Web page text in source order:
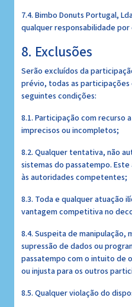
7.4. Bimbo Donuts Portugal,
qualquer responsabilidade
8. Exclusões
Serão excluídos da
prévio, todas as participações
seguintes condições:
8.1. Participação com recurso
imprecisos ou incompletos;
8.2. Qualquer tentativa, não
sistemas do passatempo.
às autoridades competentes;
8.3. Toda e qualquer atuação
vantagem competitiva no
8.4. Suspeita de manipulação,
supressão de dados ou
passatempo com o intuito de
ou injusta para os outros
8.5. Qualquer violação do